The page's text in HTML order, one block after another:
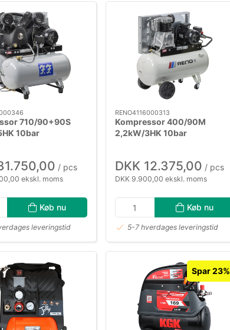
710/90+90S
10bar
/ pcs
ekskl. moms
Køb nu
leveringstid
RENO4116000313
Kompressor 400/90M
2,2kW/3HK 10bar
DKK 12.375,00 / pcs
DKK 9.900,00 ekskl. moms
Køb nu
5-7 hverdages leveringstid
Spar 23%